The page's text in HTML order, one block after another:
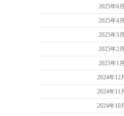
2025年6月
2025年4月
2025年3月
2025年2月
2025年1月
2024年12
2024年11
2024年10